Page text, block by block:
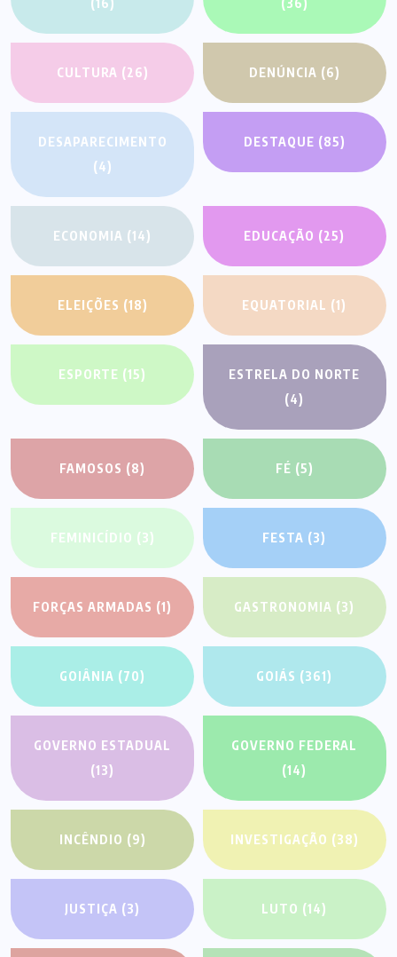
(16) (36)
CULTURA (26) DENÚNCIA (6)
DESAPARECIMENTO
(4)
DESTAQUE (85)
ECONOMIA (14) EDUCAÇÃO (25)
ELEIÇÕES (18) EQUATORIAL (1)
ESPORTE (15)
ESTRELA DO NORTE
(4)
FAMOSOS (8) FÉ (5)
FEMINICÍDIO (3) FESTA (3)
FORÇAS ARMADAS (1) GASTRONOMIA (3)
GOIÂNIA (70) GOIÁS (361)
GOVERNO ESTADUAL
(13)
GOVERNO FEDERAL
(14)
INCÊNDIO (9) INVESTIGAÇÃO (38)
JUSTIÇA (3) LUTO (14)